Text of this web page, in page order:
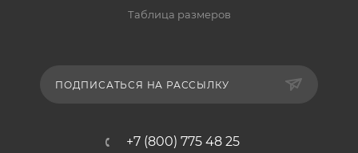
Таблица размеров
ПОДПИСАТЬСЯ НА РАССЫЛКУ
+7 (800) 775 48 25